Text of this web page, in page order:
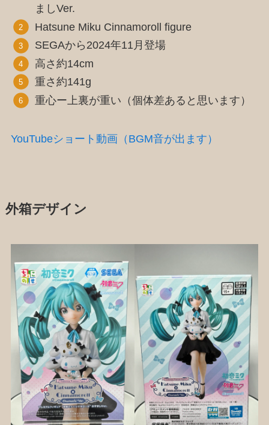
ましVer.
Hatsune Miku Cinnamoroll figure
SEGAから2024年11月登場
高さ約14cm
重さ約141g
重心ー上裏が重い（個体差あると思います）
YouTubeショート動画（BGM音が出ます）
外箱デザイン